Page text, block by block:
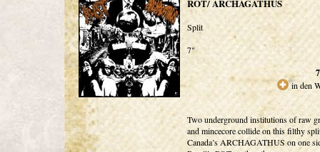
ROT/ ARCHAGATHUS
Split
7"
in den
Two underground institutions of raw
and mincecore collide on this filthy
Canada’s ARCHAGATHUS on one